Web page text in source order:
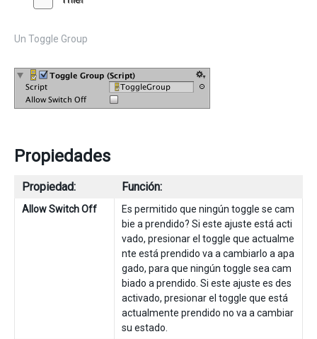
Un Toggle Group
Propiedades
Propiedad: Función:
Allow Switch Off
Es permitido que ningún toggle se cam
bie a prendido? Si este ajuste está acti
vado, presionar el toggle que actualme
nte está prendido va a cambiarlo a apa
gado, para que ningún toggle sea cam
biado a prendido. Si este ajuste es des
activado, presionar el toggle que está
actualmente prendido no va a cambiar
su estado.